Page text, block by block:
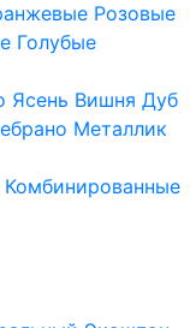
Розовые
Голубые
Ясень Вишня Дуб
Металлик
Комбинированные